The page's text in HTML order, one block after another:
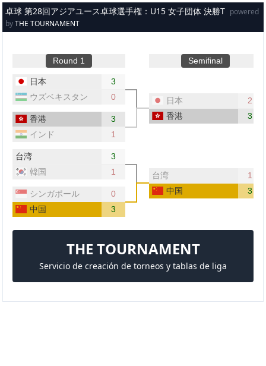
メインコンテンツへスキップ
卓球 第28回アジアユース卓球選手権：U15 女子団体 決勝T powered
byTHE TOURNAMENT
Round 1 Semifinal
日本
3
ウズベキスタン
0
香港
3
インド
1
台湾
3
韓国
1
シンガポール
0
中国
3
日本
2
香港
3
台湾
1
中国
3
THE TOURNAMENT
Servicio de creación de torneos y tablas de liga